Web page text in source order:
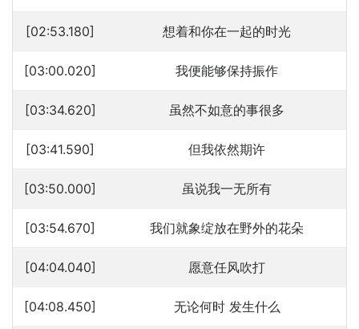
[02:53.180] 想着和你在一起的时光
[03:00.020] 我便能够保持振作
[03:34.620] 虽然不如意的事很多
[03:41.590] 但我依然期许
[03:50.000] 虽说我一无所有
[03:54.670] 我们就象绽放在野外的花朵
[04:04.040] 愿意任风吹打
[04:08.450] 无论何时 发生什么